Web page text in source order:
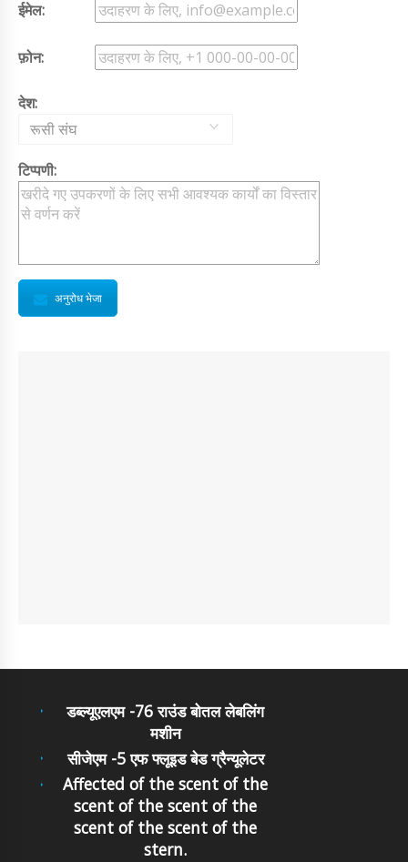
ईमेल:
फ़ोन:
देश:
रूसी संघ
टिप्पणी:
अनुरोध भेजा
डब्ल्यूएलएम -76 राउंड बोतल लेबलिंग
मशीन
सीजेएम -5 एफ फ्लूइड बेड ग्रैन्यूलेटर
Affected of the scent of the
scent of the scent of the
scent of the scent of the
stern.